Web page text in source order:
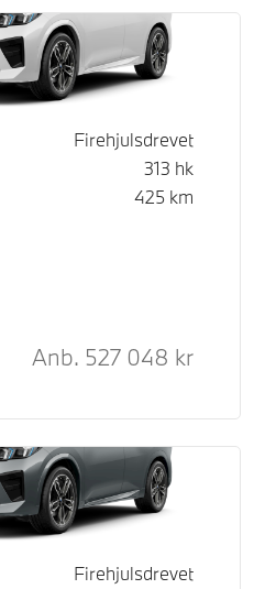
Firehjulsdrevet
313 hk
425 km
Kontantpris
Anb. 527 048 kr
Firehjulsdrevet